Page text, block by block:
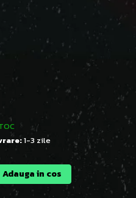
1-3 zile
Adauga in cos